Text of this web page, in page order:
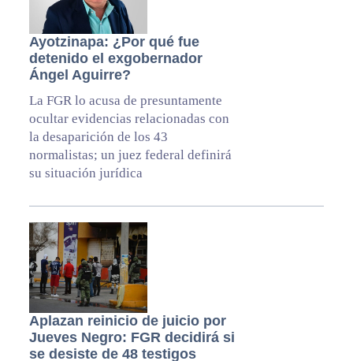
Ayotzinapa: ¿Por qué fue
detenido el exgobernador
Ángel Aguirre?
La FGR lo acusa de presuntamente
ocultar evidencias relacionadas con
la desaparición de los 43
normalistas; un juez federal definirá
su situación jurídica
Aplazan reinicio de juicio por
Jueves Negro: FGR decidirá si
se desiste de 48 testigos